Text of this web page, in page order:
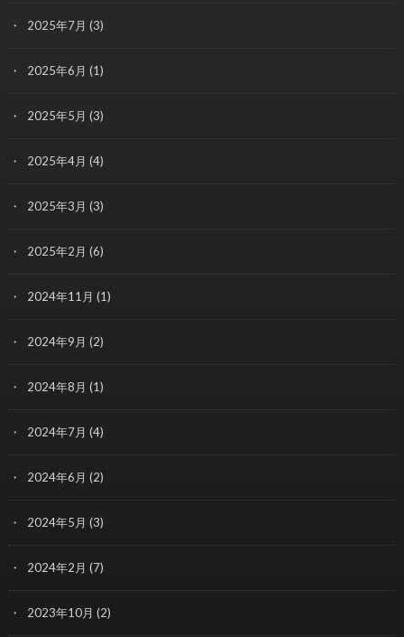
2025年7月 (3)
2025年6月 (1)
2025年5月 (3)
2025年4月 (4)
2025年3月 (3)
2025年2月 (6)
2024年11月 (1)
2024年9月 (2)
2024年8月 (1)
2024年7月 (4)
2024年6月 (2)
2024年5月 (3)
2024年2月 (7)
2023年10月 (2)